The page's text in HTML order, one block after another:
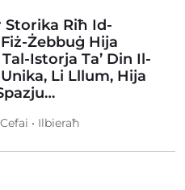
Storika Riħ Id-
Żebbuġ Hija
Istorja Ta’ Din Il-
Li Lllum, Hija
• Ilbieraħ